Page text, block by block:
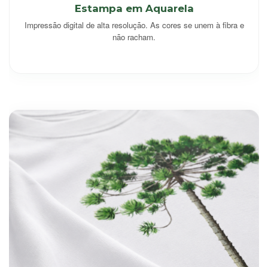
Estampa em Aquarela
Impressão digital de alta resolução. As cores se unem à fibra e
não racham.